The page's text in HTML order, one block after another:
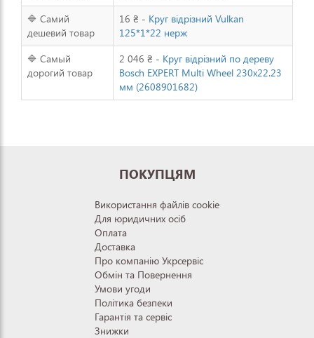
🔷 Самий
дешевий товар
16 ₴ - Круг відрізний Vulkan
125*1*22 нерж
🔷 Самый
дорогий товар
2 046 ₴ - Круг відрізний по дереву
Bosch EXPERT Multi Wheel 230x22.23
мм (2608901682)
ПОКУПЦЯМ
Використання файлів cookie
Для юридичних осіб
Оплата
Доставка
Про компанію Укрсервіс
Обмін та Повернення
Умови угоди
Політика безпеки
Гарантія та сервіс
Знижки